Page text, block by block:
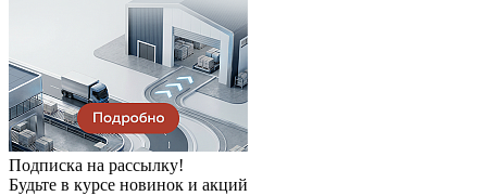
Подписка на рассылку!
Будьте в курсе новинок и акций